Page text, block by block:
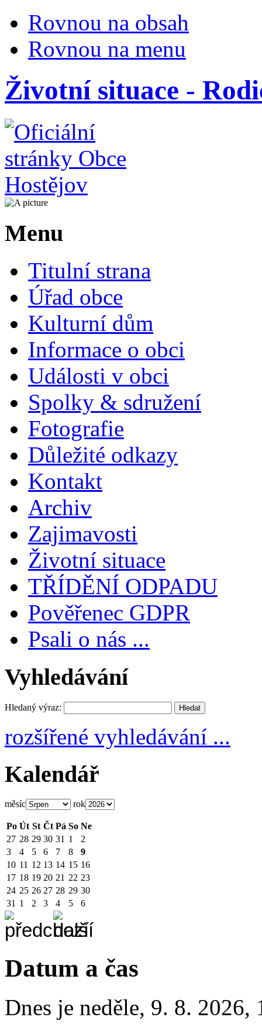
Rovnou na obsah
Rovnou na menu
Životní situace -
Menu
Titulní strana
Úřad obce
Kulturní dům
Informace o obci
Události v obci
Spolky & sdružení
Fotografie
Důležité odkazy
Kontakt
Archiv
Zajimavosti
Životní situace
TŘÍDĚNÍ ODPADU
Pověřenec GDPR
Psali o nás ...
Vyhledávání
Hledaný výraz:
rozšířené vyhledávání ...
Kalendář
měsíc rok
Po Út St Čt Pá So Ne
27 28 29 30 31 1
2
3
4 5 6 7 8
9
10 11 12 13 14 15 16
17 18 19 20 21 22 23
24 25 26 27 28 29 30
31 1 2 3 4 5 6
Datum a čas
Dnes je neděle, 9. 8. 2026,